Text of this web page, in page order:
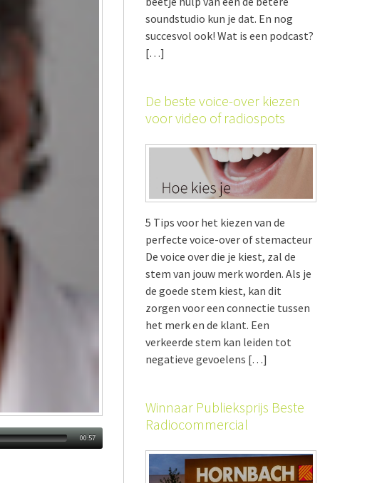
00:57
soundstudio kun je dat. En nog
succesvol ook! Wat is een podcast?
[…]
De beste voice-over kiezen
voor video of radiospots
5 Tips voor het kiezen van de
perfecte voice-over of stemacteur
De voice over die je kiest, zal de
stem van jouw merk worden. Als je
de goede stem kiest, kan dit
zorgen voor een connectie tussen
het merk en de klant. Een
verkeerde stem kan leiden tot
negatieve gevoelens […]
Winnaar Publieksprijs Beste
Radiocommercial